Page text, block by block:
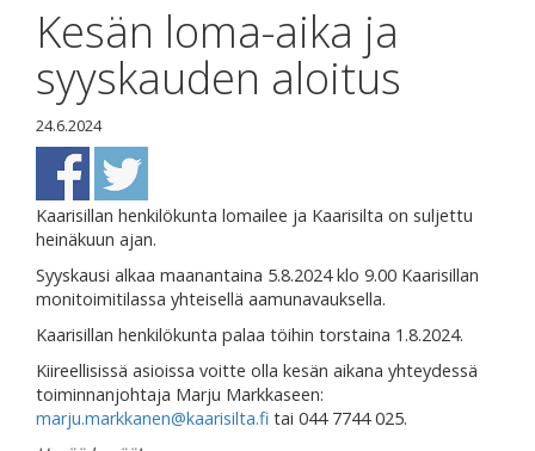
Kesän loma-aika ja
syyskauden aloitus
24.6.2024
Kaarisillan henkilökunta lomailee ja Kaarisilta on suljettu
heinäkuun ajan.
Syyskausi alkaa maanantaina 5.8.2024 klo 9.00 Kaarisillan
monitoimitilassa yhteisellä aamunavauksella.
Kaarisillan henkilökunta palaa töihin torstaina 1.8.2024.
Kiireellisissä asioissa voitte olla kesän aikana yhteydessä
toiminnanjohtaja Marju Markkaseen:
marju.markkanen@kaarisilta.fi tai 044 7744 025.